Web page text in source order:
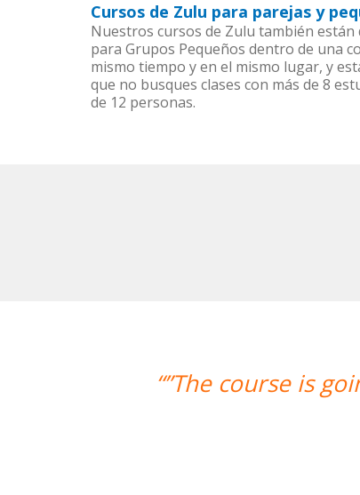
Cursos de Zulu para parejas y
Nuestros cursos de Zulu también
para Grupos Pequeños dentro de una
mismo tiempo y en el mismo lugar, y
que no busques clases con más de 8
de 12 personas.
“”The course is